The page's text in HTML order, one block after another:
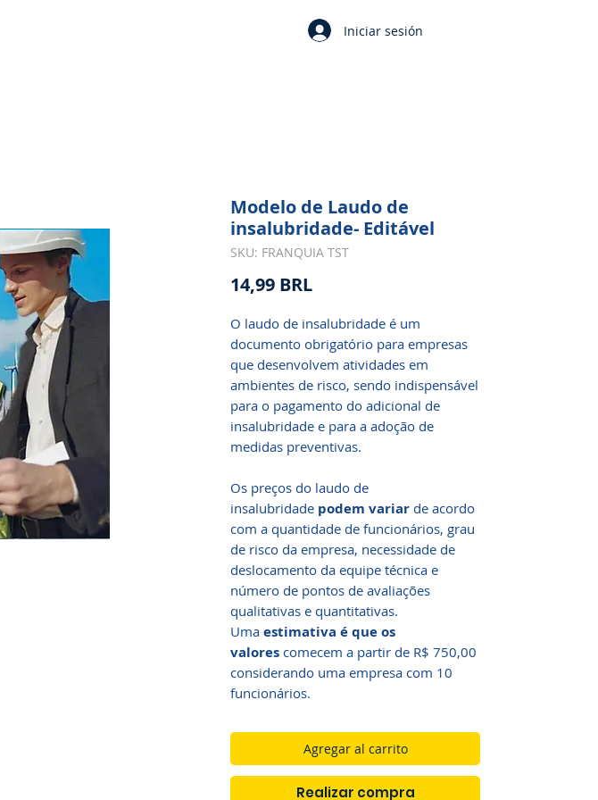
Iniciar sesión
Modelo de Laudo de
insalubridade- Editável
SKU: FRANQUIA TST
14,99 BRLPrecio
O laudo de insalubridade é um
documento obrigatório para empresas
que desenvolvem atividades em
ambientes de risco, sendo indispensável
para o pagamento do adicional de
insalubridade e para a adoção de
medidas preventivas.
Os preços do laudo de
insalubridade podem variar de acordo
com a quantidade de funcionários, grau
de risco da empresa, necessidade de
deslocamento da equipe técnica e
número de pontos de avaliações
qualitativas e quantitativas.
Uma estimativa é que os
valores comecem a partir de R$ 750,00
considerando uma empresa com 10
funcionários.
Agregar al carrito
Realizar compra